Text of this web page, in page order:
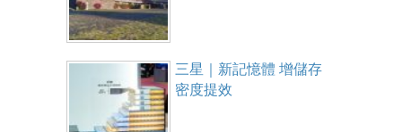
三星｜新記憶體 增儲存
密度提效